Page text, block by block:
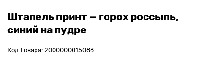
Штапель принт — горох россыпь,
синий на пудре
Код Товара: 2000000015088